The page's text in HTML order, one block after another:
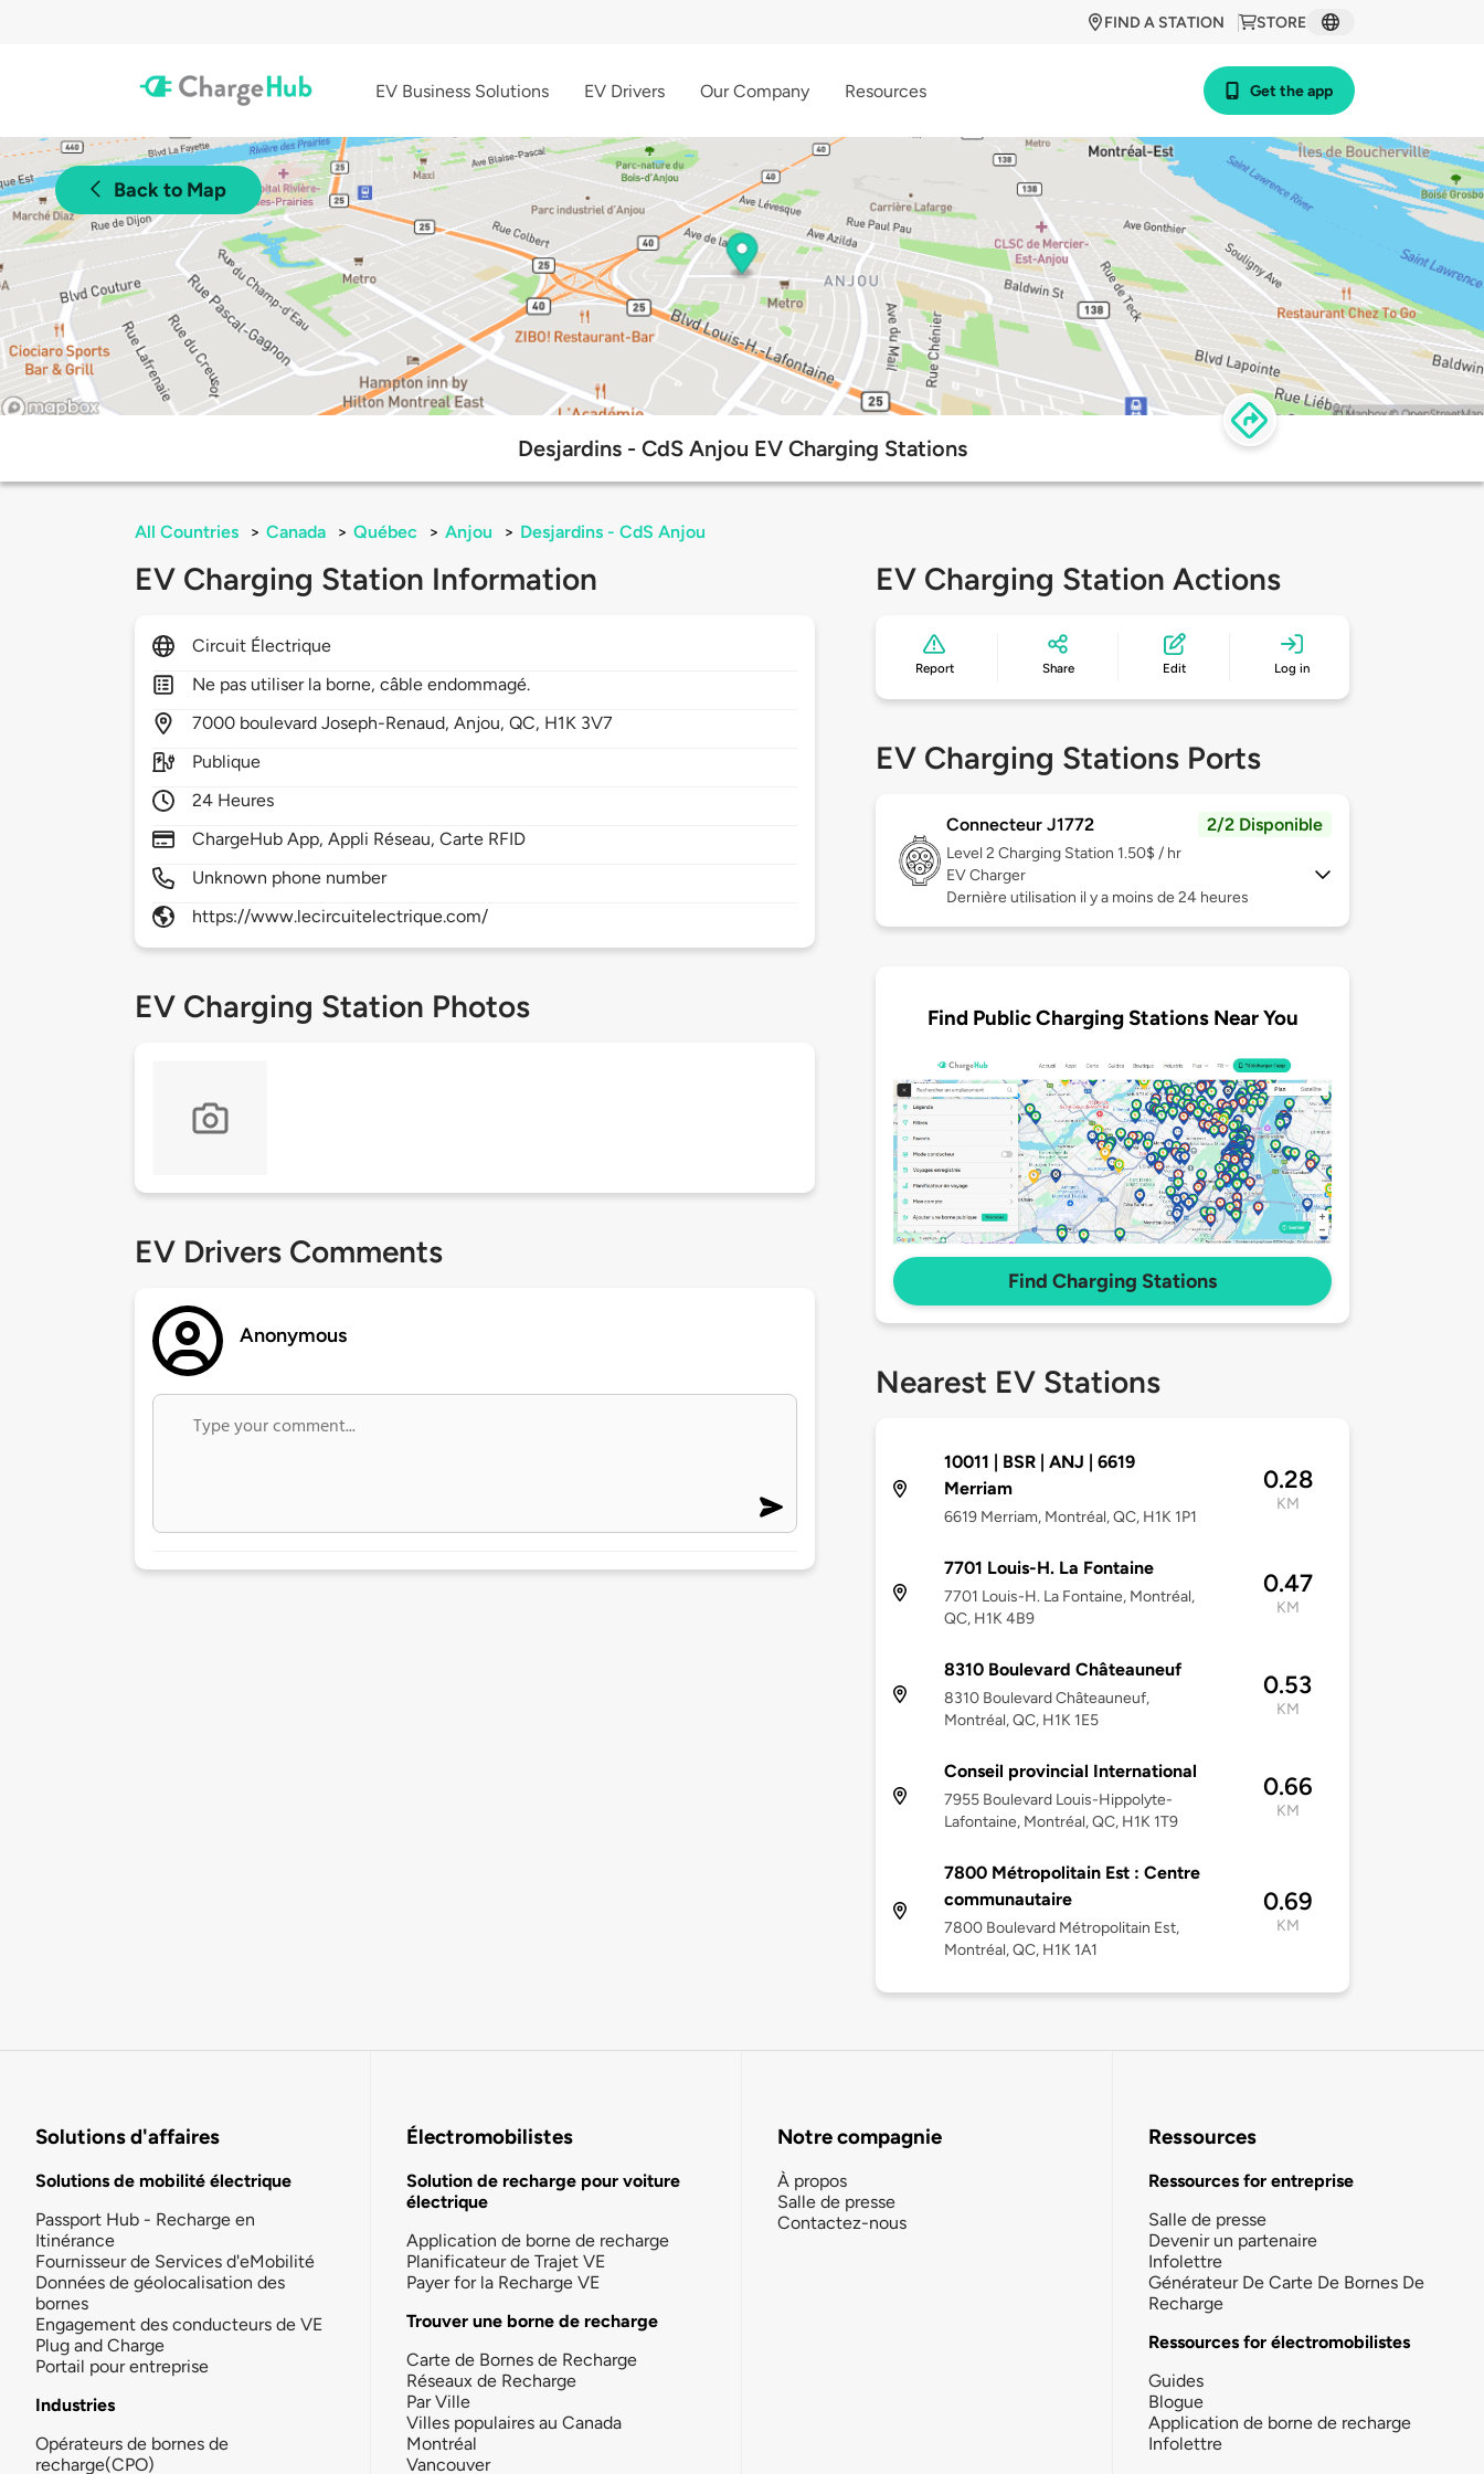
STORE
FIND A STATION
EV Business Solutions EV Drivers Our Company Resources Get the app
Back to Map
Desjardins - CdS Anjou EV Charging Stations
All Countries > Canada > Québec > Anjou > Desjardins - CdS Anjou
EV Charging Station Information
Circuit Électrique
Ne pas utiliser la borne, câble endommagé.
7000 boulevard Joseph-Renaud,Anjou,QC, H1K 3V7
Publique
24 Heures
ChargeHub App, Appli Réseau, Carte RFID
Unknown phone number
https://www.lecircuitelectrique.com/
EV Charging Station Photos
EV Drivers Comments
Anonymous
EV Charging Station Actions
Report Share Edit Log in
EV Charging Stations Ports
Connecteur J1772 2/2 Disponible
Level 2 Charging Station 1.50$ / hr
EV Charger
Dernière utilisation il y a moins de 24 heures
Find Public Charging Stations Near You
Find Charging Stations
Nearest EV Stations
10011 | BSR | ANJ | 6619
Merriam
6619 Merriam, Montréal, QC, H1K 1P1
0.28
KM
7701 Louis-H. La Fontaine
7701 Louis-H. La Fontaine, Montréal,
QC, H1K 4B9
0.47
KM
8310 Boulevard Châteauneuf
8310 Boulevard Châteauneuf,
Montréal, QC, H1K 1E5
0.53
KM
Conseil provincial International
7955 Boulevard Louis-Hippolyte-
Lafontaine, Montréal, QC, H1K 1T9
0.66
KM
7800 Métropolitain Est : Centre
communautaire
7800 Boulevard Métropolitain Est,
Montréal, QC, H1K 1A1
0.69
KM
Solutions d'affaires
Solutions de mobilité électrique
Passport Hub - Recharge en
Itinérance
Fournisseur de Services d'eMobilité
Données de géolocalisation des
bornes
Engagement des conducteurs de VE
Plug and Charge
Portail pour entreprise
Industries
Opérateurs de bornes de
recharge(CPO)
Électromobilistes
Solution de recharge pour voiture
électrique
Application de borne de recharge
Planificateur de Trajet VE
Payer for la Recharge VE
Trouver une borne de recharge
Carte de Bornes de Recharge
Réseaux de Recharge
Par Ville
Villes populaires au Canada
Montréal
Vancouver
Notre compagnie
À propos
Salle de presse
Contactez-nous
Ressources
Ressources for entreprise
Salle de presse
Devenir un partenaire
Infolettre
Générateur De Carte De Bornes De
Recharge
Ressources for électromobilistes
Guides
Blogue
Application de borne de recharge
Infolettre